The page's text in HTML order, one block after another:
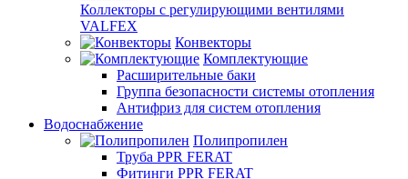
Коллекторы с регулирующими вентилями
VALFEX
Конвекторы
Комплектующие
Расширительные баки
Группа безопасности системы отопления
Антифриз для систем отопления
Водоснабжение
Полипропилен
Труба PPR FERAT
Фитинги PPR FERAT